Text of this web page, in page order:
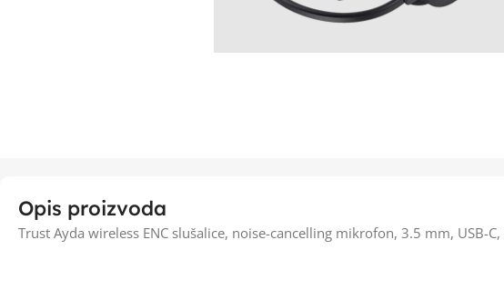
Opis proizvoda
Trust Ayda wireless ENC slušalice, noise-cancelling mikrofon, 3.5 mm, USB-